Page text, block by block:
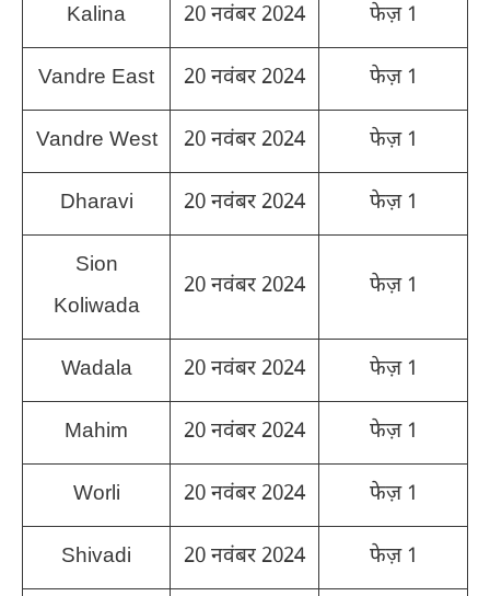
Kalina 20 नवंबर 2024 फेज़ 1
Vandre East 20 नवंबर 2024 फेज़ 1
Vandre West 20 नवंबर 2024 फेज़ 1
Dharavi 20 नवंबर 2024 फेज़ 1
Sion
Koliwada
20 नवंबर 2024 फेज़ 1
Wadala 20 नवंबर 2024 फेज़ 1
Mahim 20 नवंबर 2024 फेज़ 1
Worli 20 नवंबर 2024 फेज़ 1
Shivadi 20 नवंबर 2024 फेज़ 1